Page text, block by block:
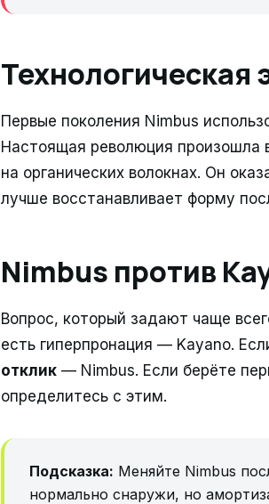
Первые поколения Nimbus
Настоящая революция произошла
на органических волокнах. Он
лучше восстанавливает форму
Nimbus против
Вопрос, который задают чаще
есть гиперпронация — Kayano.
отклик — Nimbus. Если берёте
определитесь с этим.
Подсказка: Меняйте Nimbus
нормально снаружи, но